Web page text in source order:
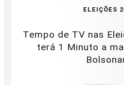
ELEIÇÕES
Tempo de TV nas
terá 1 Minuto a